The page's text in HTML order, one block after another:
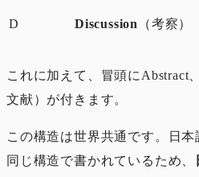
D Discussion （考察）
これに加えて、冒頭にAbstract
文献）が付きます。
この構造は世界共通です。日
同じ構造で書かれているため、